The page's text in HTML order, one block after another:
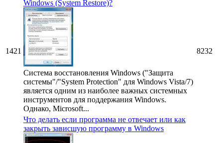
1421
Windows (System Restore)?
Система восстановления Windows ("Защита
системы"/"System Protection" для Windows Vista/7)
является одним из наиболее важных системных
инструментов для поддержания Windows.
Однако, Microsoft...
8232
Что делать если программа не отвечает или как
закрыть зависшую программу в Windows